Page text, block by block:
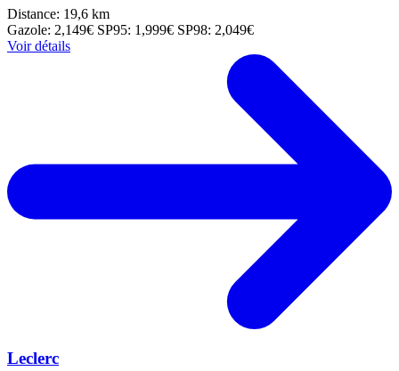
Distance: 19,6 km
Gazole: 2,149€ SP95: 1,999€ SP98: 2,049€
Voir détails
Leclerc